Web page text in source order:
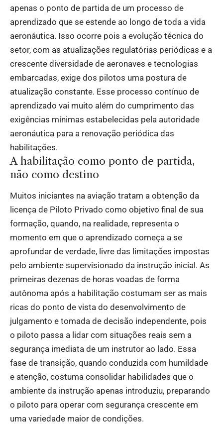
apenas o ponto de partida de um processo de
aprendizado que se estende ao longo de toda a vida
aeronáutica. Isso ocorre pois a evolução técnica do
setor, com as atualizações regulatórias periódicas e a
crescente diversidade de aeronaves e tecnologias
embarcadas, exige dos pilotos uma postura de
atualização constante. Esse processo contínuo de
aprendizado vai muito além do cumprimento das
exigências mínimas estabelecidas pela autoridade
aeronáutica para a renovação periódica das
habilitações.
A habilitação como ponto de partida,
não como destino
Muitos iniciantes na aviação tratam a obtenção da
licença de Piloto Privado como objetivo final de sua
formação, quando, na realidade, representa o
momento em que o aprendizado começa a se
aprofundar de verdade, livre das limitações impostas
pelo ambiente supervisionado da instrução inicial. As
primeiras dezenas de horas voadas de forma
autônoma após a habilitação costumam ser as mais
ricas do ponto de vista do desenvolvimento de
julgamento e tomada de decisão independente, pois
o piloto passa a lidar com situações reais sem a
segurança imediata de um instrutor ao lado. Essa
fase de transição, quando conduzida com humildade
e atenção, costuma consolidar habilidades que o
ambiente da instrução apenas introduziu, preparando
o piloto para operar com segurança crescente em
uma variedade maior de condições.